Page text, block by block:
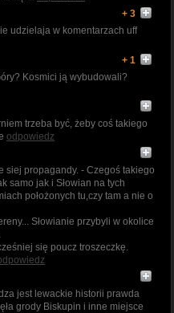
+ 3
udzielaja w komentarzach uff
+ 1
Kosmici ją wybudowali?
trzeba być, żeby coś takiego
odpowiedz
siej propagandy. - Czegoś takiego
samo jak i Słowian na tych
położonych tu,czy tam a nie o
Słowianie przybyli w okolice
się poucz troszeczkę.
jest lewackie historii prawda
grody Biskupin i inne miejsce